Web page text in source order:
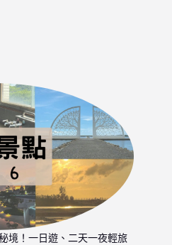
境！一日遊、二天一夜輕旅